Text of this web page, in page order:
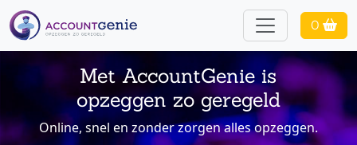
0
Met AccountGenie is
opzeggen zo geregeld
Online, snel en zonder zorgen alles opzeggen.